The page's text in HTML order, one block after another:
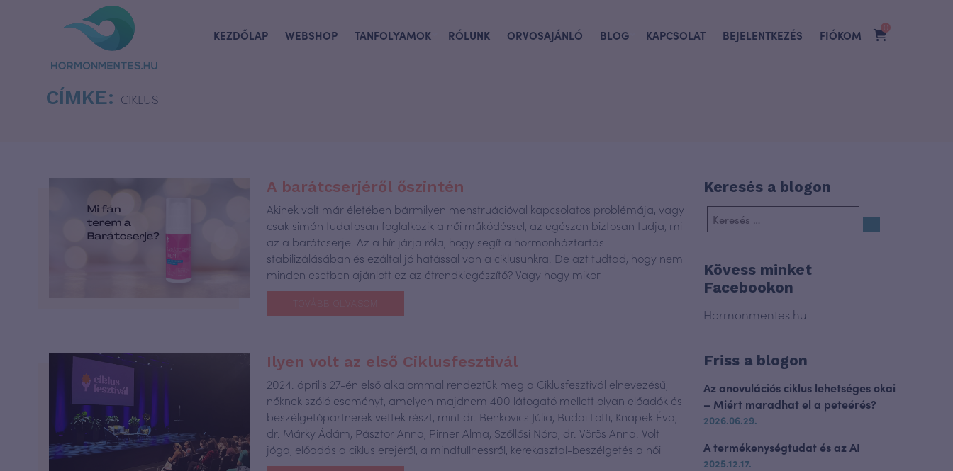
KEZDŐLAP WEBSHOP TANFOLYAMOK RÓLUNK ORVOSAJÁNLÓ BLOG KAPCSOLAT BEJELENTKEZÉS FIÓKOM
0
CÍMKE: CIKLUS
A barátcserjéről őszintén
Akinek volt már életében bármilyen menstruációval kapcsolatos problémája, vagy
csak simán tudatosan foglalkozik a női működéssel, az egészen biztosan tudja, mi
az a barátcserje. Az a hír járja róla, hogy segít a hormonháztartás
stabilizálásában és ezáltal jó hatással van a ciklusunkra. De azt tudtad, hogy nem
minden esetben ajánlott ez az étrendkiegészítő? Vagy hogy mikor
Ilyen volt az első Ciklusfesztivál
2024. április 27-én első alkalommal rendeztük meg a Ciklusfesztivál elnevezésű,
nőknek szóló eseményt, amelyen majdnem 400 látogató mellett olyan előadók és
beszélgetőpartnerek vettek részt, mint dr. Benkovics Júlia, Budai Lotti, Knapek Éva,
dr. Márky Ádám, Pásztor Anna, Pirner Alma, Szőllősi Nóra, dr. Vörös Anna. Volt
jóga, előadás a ciklus erejéről, a mindfullnessről, kerekasztal-beszélgetés a női
Keresés a blogon
Kövess minket
Facebookon
Hormonmentes.hu
Friss a blogon
Az anovulációs ciklus lehetséges okai
– Miért maradhat el a peteérés?
2026.06.29.
A termékenységtudat és az AI
2025.12.17.